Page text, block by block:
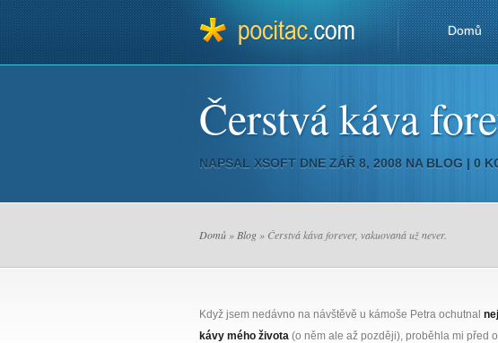
Domů
Čerstvá káva
NAPSAL XSOFT DNE ZÁŘ 8, 2008 NA BLOG | 0
Domů » Blog » Čerstvá káva forever, vakuovaná už never.
Když jsem nedávno na návštěvě u kámoše Petra ochutnal
kávy mého života (o něm ale až později), proběhla mi před